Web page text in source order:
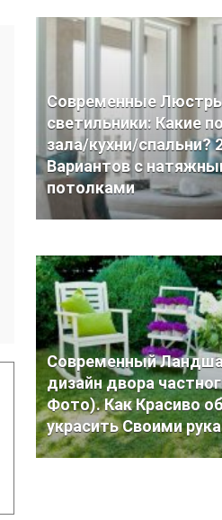
Современные
светильники: Какие
зала/кухни/спальни?
Вариантов с
потолками
Современный
дизайн двора
Фото). Как Красиво
украсить Своими